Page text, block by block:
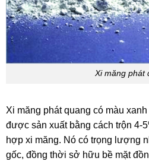
Xi măng phát
Xi măng phát quang có màu
được sản xuất bằng cách trộn 4-
hợp xi măng. Nó có trọng lượng
gốc, đồng thời sở hữu bề mặt